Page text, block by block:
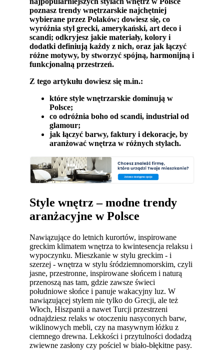
poznasz trendy wnętrzarskie najchętniej
wybierane przez Polaków; dowiesz się, co
wyróżnia styl grecki, amerykański, art deco i
scandi; odkryjesz jakie materiały, kolory i
dodatki definiują każdy z nich, oraz jak łączyć
różne motywy, by stworzyć spójną, harmonijną i
funkcjonalną przestrzeń.
Z tego artykułu dowiesz się m.in.:
które style wnętrzarskie dominują w
Polsce;
co odróżnia boho od scandi, industrial od
glamour;
jak łączyć barwy, faktury i dekoracje, by
aranżować wnętrza w różnych stylach.
Style wnętrz – modne trendy
aranżacyjne w Polsce
Nawiązujące do letnich kurortów, inspirowane
greckim klimatem wnętrza to kwintesencja relaksu i
wypoczynku.Mieszkanie w stylu greckim - i
szerzej - wnętrza w stylu śródziemnomorskim, czyli
jasne, przestronne, inspirowane słońcem i naturą
przenoszą nas tam, gdzie zawsze świeci
południowe słońce i panuje wakacyjny luz. W
nawiązującej stylem nie tylko do Grecji, ale też
Włoch, Hiszpanii a nawet Turcji przestrzeni
odnajdziesz relaks w otoczeniu nasyconych barw,
wiklinowych mebli, czy na masywnym łóżku z
ciemnego drewna. Lekkości i przytulności dodadzą
zwiewne zasłony czy pościel w biało-błękitne pasy.